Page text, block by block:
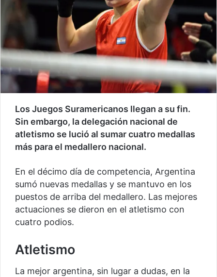
Los Juegos Suramericanos llegan a su fin.
Sin embargo, la delegación nacional de
atletismo se lució al sumar cuatro medallas
más para el medallero nacional.
En el décimo día de competencia, Argentina
sumó nuevas medallas y se mantuvo en los
puestos de arriba del medallero. Las mejores
actuaciones se dieron en el atletismo con
cuatro podios.
Atletismo
La mejor argentina, sin lugar a dudas, en la